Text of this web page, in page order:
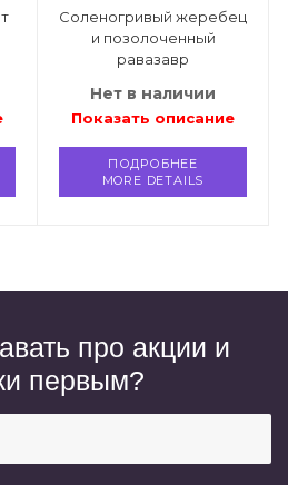
Соленогривый жеребец
и позолоченный
равазавр
Нет в наличии
Показать описание
ПОДРОБНЕЕ
MORE DETAILS
про акции и
первым?